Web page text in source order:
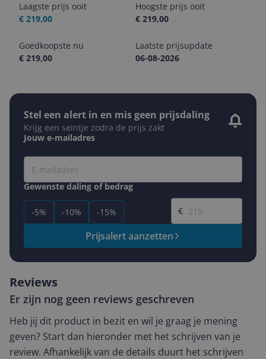
Laagste prijs ooit
€ 219,00
Hoogste prijs ooit
€ 219,00
Goedkoopste nu
€ 219,00
Laatste prijsupdate
06-08-2026
Stel een alert in en mis geen prijsdaling
Krijg een seintje zodra de prijs zakt
Jouw e-mailadres
Gewenste daling of bedrag
-5% -10% -15%
Gewenste prijs
€
Prijsalert aanzetten
Reviews
Er zijn nog geen reviews geschreven
Heb jij dit product in bezit en wil je graag je mening
geven? Start dan hieronder met het schrijven van je
review. Afhankelijk van de details duurt het schrijven